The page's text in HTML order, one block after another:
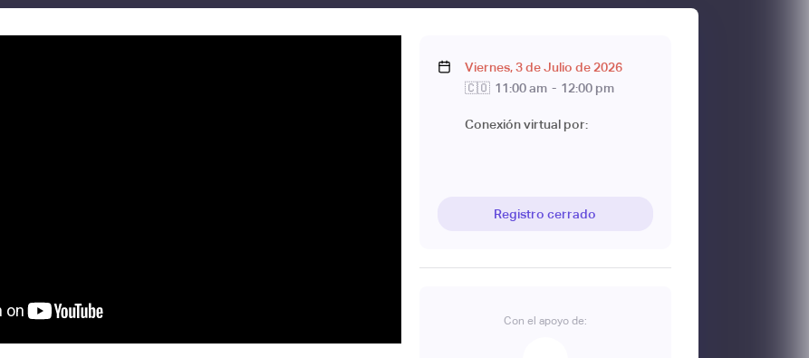
Viernes, 3 de Julio de 2026
🇨🇴 11:00 am - 12:00 pm
Conexión virtual por:
Registro cerrado
Con el apoyo de: